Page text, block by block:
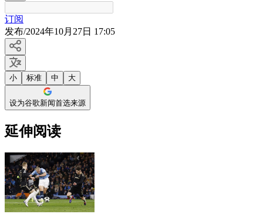
订阅
发布/2024年10月27日 17:05
小 标准 中 大
设为谷歌新闻首选来源
延伸阅读